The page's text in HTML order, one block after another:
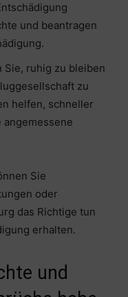
und beantragen
Sie, ruhig zu bleiben
zu
helfen, schneller
Sie
oder
das Richtige tun
erhalten.
und